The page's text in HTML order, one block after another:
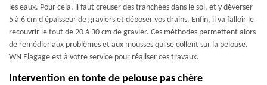
les eaux. Pour cela, il faut creuser des tranchées dans le sol, et y déverser
5 à 6 cm d'épaisseur de graviers et déposer vos drains. Enfin, il va falloir le
recouvrir le tout de 20 à 30 cm de gravier. Ces méthodes permettent alors
de remédier aux problèmes et aux mousses qui se collent sur la pelouse.
WN Elagage est à votre service pour réaliser ces travaux.
Intervention en tonte de pelouse pas chère